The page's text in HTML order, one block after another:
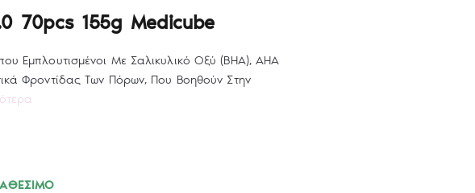
70pcs 155g Medicube
Εμπλουτισμένοι Με Σαλικυλικό Οξύ (BHA), AHA
Φροντίδας Των Πόρων, Που Βοηθούν Στην